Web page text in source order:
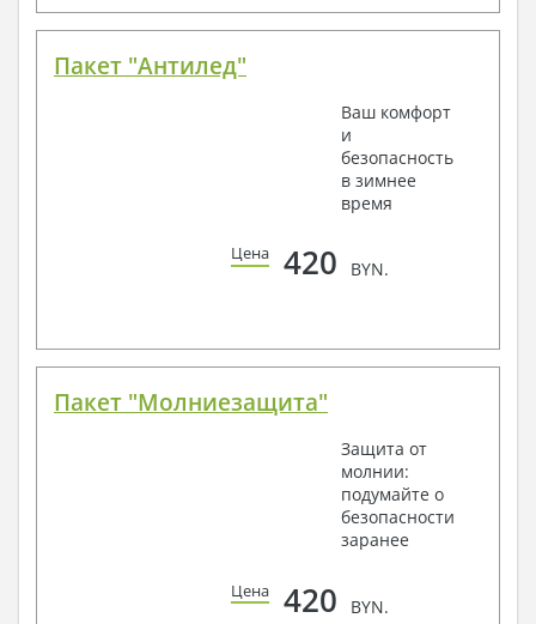
Пакет "Антилед"
Ваш комфорт
и
безопасность
в зимнее
время
Цена 420 BYN.
Пакет "Молниезащита"
Защита от
молнии:
подумайте о
безопасности
заранее
Цена 420 BYN.